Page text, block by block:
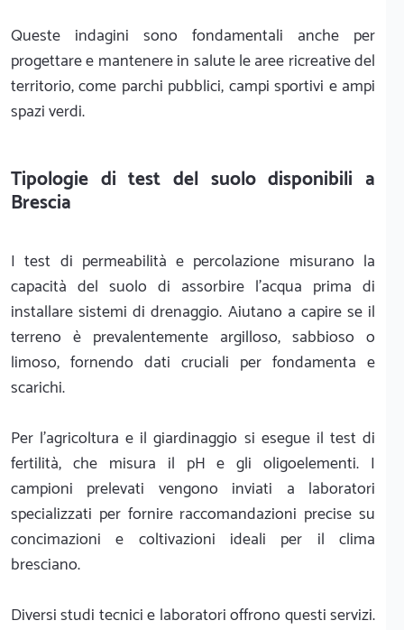
Queste indagini sono fondamentali anche per
progettare e mantenere in salute le aree ricreative del
territorio, come parchi pubblici, campi sportivi e ampi
spazi verdi.
Tipologie di test del suolo disponibili a
Brescia
I test di permeabilità e percolazione misurano la
capacità del suolo di assorbire l'acqua prima di
installare sistemi di drenaggio. Aiutano a capire se il
terreno è prevalentemente argilloso, sabbioso o
limoso, fornendo dati cruciali per fondamenta e
scarichi.
Per l'agricoltura e il giardinaggio si esegue il test di
fertilità, che misura il pH e gli oligoelementi. I
campioni prelevati vengono inviati a laboratori
specializzati per fornire raccomandazioni precise su
concimazioni e coltivazioni ideali per il clima
bresciano.
Diversi studi tecnici e laboratori offrono questi servizi.